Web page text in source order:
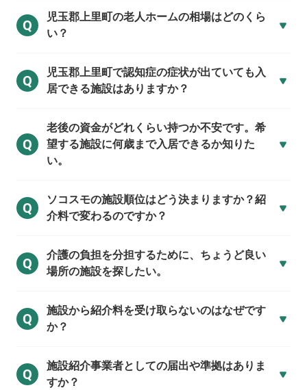
Q
児玉郡上里町の老人ホームの相場はどのくら
い？
Q
児玉郡上里町で認知症の症状が出ていても入
居できる施設はありますか？
Q
老後の資金がどれくらい持つか不安です。希
望する施設に何歳まで入居できるか知りた
い。
Q
ソコスモの施設順位はどう決まりますか？紹
介料で変わるのですか？
Q
介護の負担を分担するために、ちょうど良い
場所の施設を探したい。
Q
施設から紹介料を受け取らないのはなぜです
か？
Q
施設紹介事業者としての届出や準拠はありま
すか？